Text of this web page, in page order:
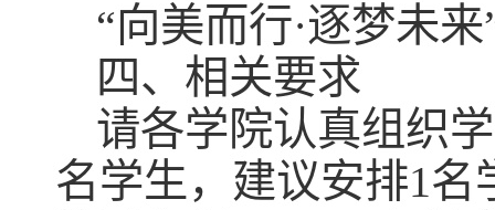
“向美而行·逐梦未
四、相关要求
请各学院认真组织
名学生，建议安排1名